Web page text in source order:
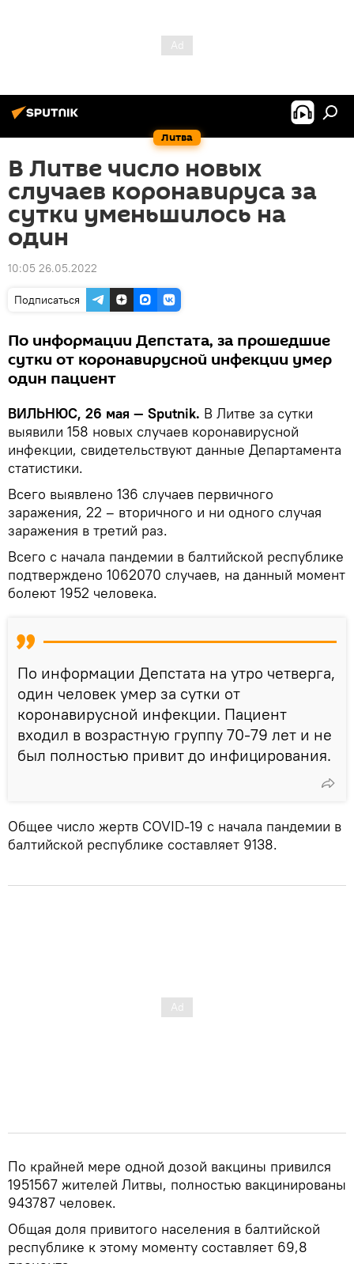
Литва
В Литве число новых
случаев коронавируса за
сутки уменьшилось на
один
10:05 26.05.2022
Подписаться
По информации Депстата, за прошедшие
сутки от коронавирусной инфекции умер
один пациент
ВИЛЬНЮС, 26 мая — Sputnik. В Литве за сутки
выявили 158 новых случаев коронавирусной
инфекции, свидетельствуют данные Департамента
статистики.
Всего выявлено 136 случаев первичного
заражения, 22 – вторичного и ни одного случая
заражения в третий раз.
Всего с начала пандемии в балтийской республике
подтверждено 1062070 случаев, на данный момент
болеют 1952 человека.
По информации Депстата на утро четверга,
один человек умер за сутки от
коронавирусной инфекции. Пациент
входил в возрастную группу 70-79 лет и не
был полностью привит до инфицирования.
Общее число жертв COVID-19 с начала пандемии в
балтийской республике составляет 9138.
По крайней мере одной дозой вакцины привился
1951567 жителей Литвы, полностью вакцинированы
943787 человек.
Общая доля привитого населения в балтийской
республике к этому моменту составляет 69,8